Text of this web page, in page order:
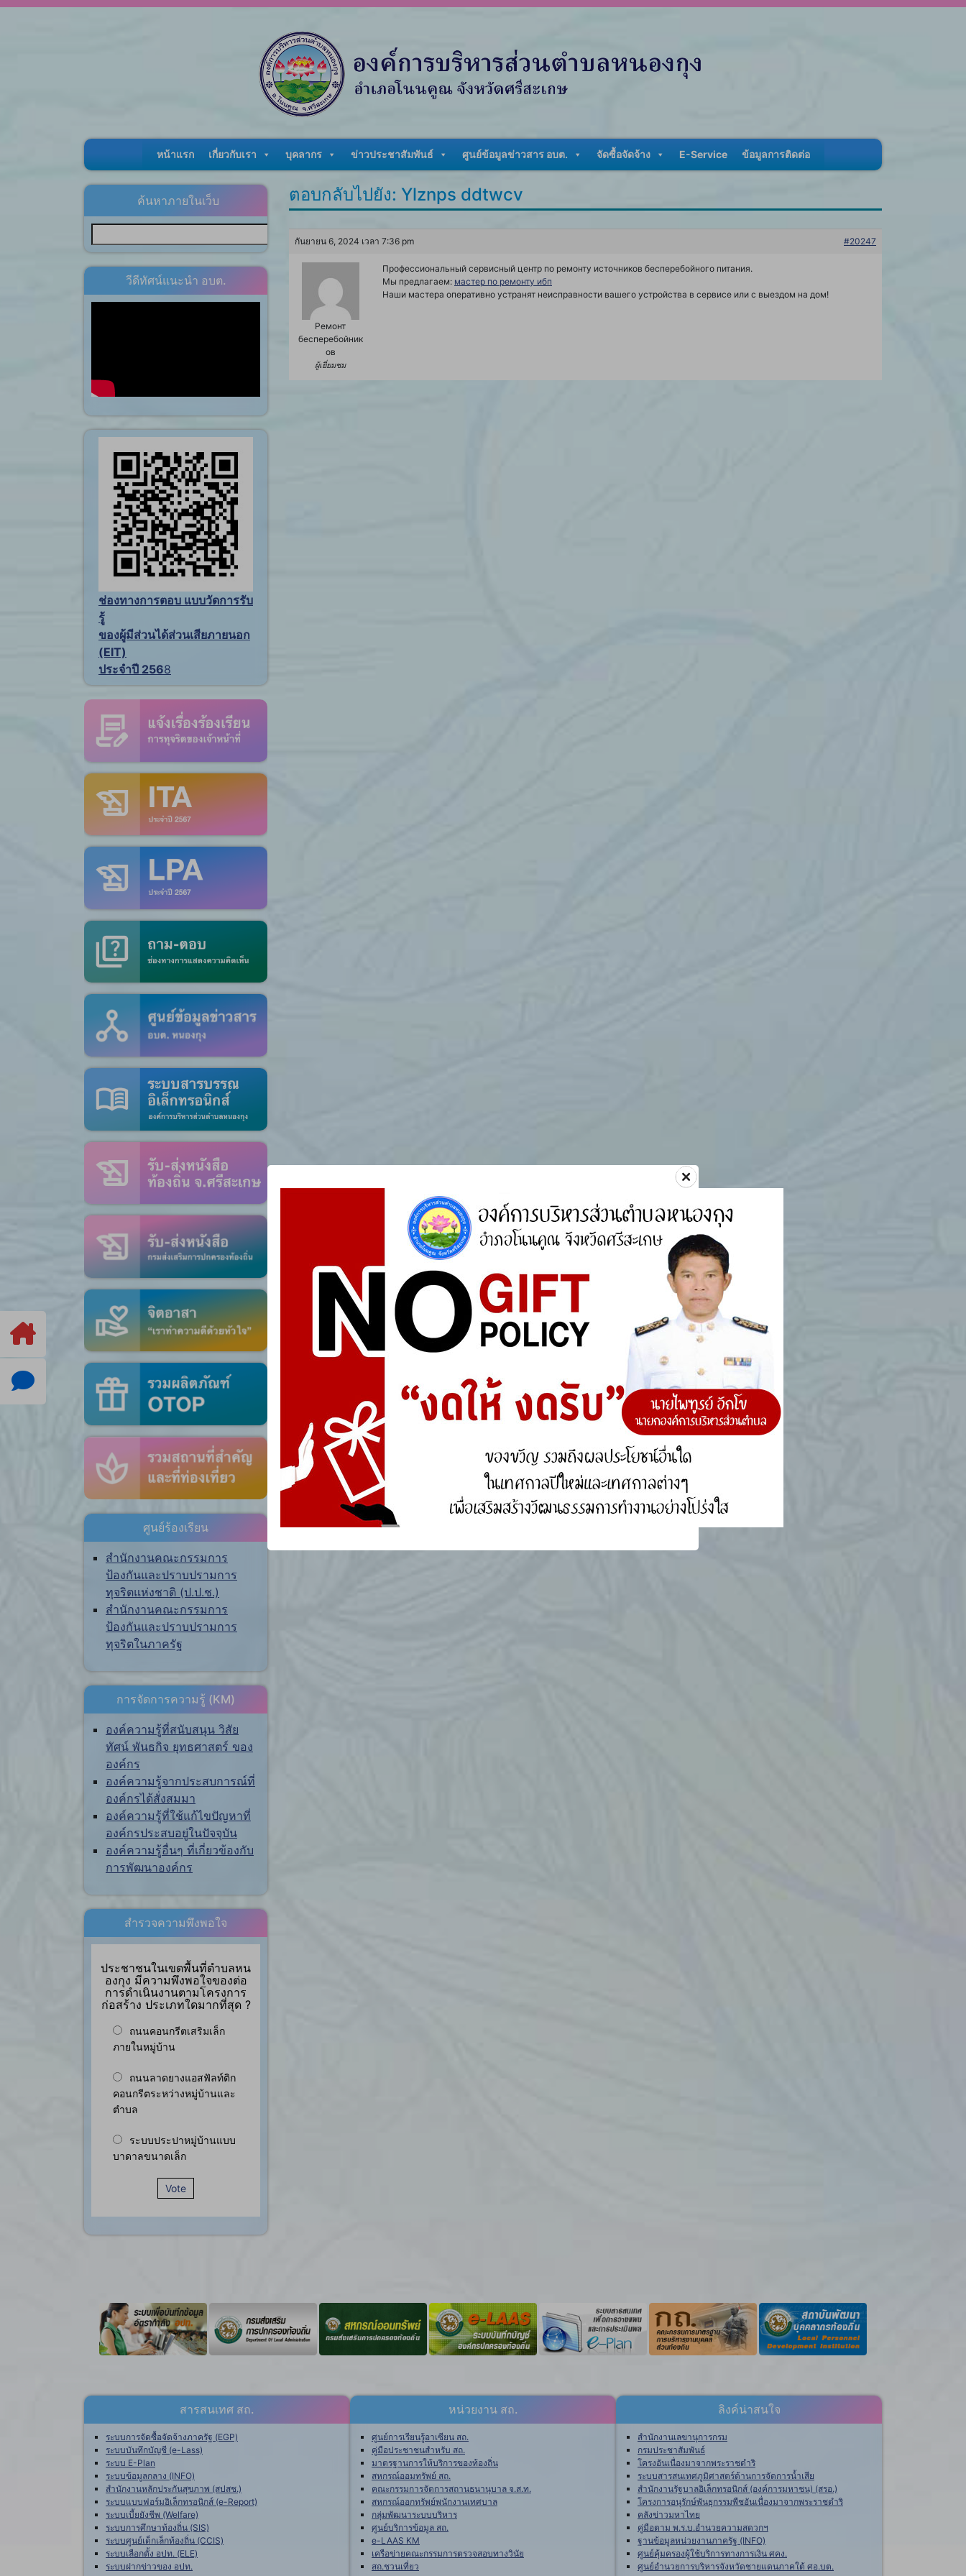
หน้าแรก เกี่ยวกับเรา บุคลากร ข่าวประชาสัมพันธ์ ศูนย์ข้อมูลข่าวสาร อบต. จัดซื้อจัดจ้าง E-Service ข้อมูลการติดต่อ
ค้นหาภายในเว็บ
วีดีทัศน์แนะนำ อบต.
ช่องทางการตอบ แบบวัดการรับ
รู้
ของผู้มีส่วนได้ส่วนเสียภายนอก
(EIT)
ประจำปี 2568
ศูนย์ร้องเรียน
สำนักงานคณะกรรมการ
ป้องกันและปราบปรามการ
ทุจริตแห่งชาติ (ป.ป.ช.)
สำนักงานคณะกรรมการ
ป้องกันและปราบปรามการ
ทุจริตในภาครัฐ
การจัดการความรู้ (KM)
องค์ความรู้ที่สนับสนุน วิสัย
ทัศน์ พันธกิจ ยุทธศาสตร์ ของ
องค์กร
องค์ความรู้จากประสบการณ์ที่
องค์กรได้สั่งสมมา
องค์ความรู้ที่ใช้แก้ไขปัญหาที่
องค์กรประสบอยู่ในปัจจุบัน
องค์ความรู้อื่นๆ ที่เกี่ยวข้องกับ
การพัฒนาองค์กร
สำรวจความพึงพอใจ
ประชาชนในเขตพื้นที่ตำบลหน
องกุง มีความพึงพอใจของต่อ
การดำเนินงานตามโครงการ
ก่อสร้าง ประเภทใดมากที่สุด ?
ถนนคอนกรีตเสริมเล็ก
ภายในหมู่บ้าน
ถนนลาดยางแอสฟัลท์ติก
คอนกรีตระหว่างหมู่บ้านและ
ตำบล
ระบบประปาหมู่บ้านแบบ
บาดาลขนาดเล็ก
Vote
ตอบกลับไปยัง: Ylznps ddtwcv
กันยายน 6, 2024 เวลา 7:36 pm #20247
Ремонт
бесперебойник
ов
ผู้เยี่ยมชม
Профессиональный сервисный центр по ремонту источников бесперебойного питания.
Мы предлагаем: мастер по ремонту ибп
Наши мастера оперативно устранят неисправности вашего устройства в сервисе или с выездом на дом!
สารสนเทศ สถ.
ระบบการจัดซื้อจัดจ้างภาครัฐ (EGP)
ระบบบันทึกบัญชี (e-Lass)
ระบบ E-Plan
ระบบข้อมูลกลาง (INFO)
สำนักงานหลักประกันสุขภาพ (สปสช.)
ระบบแบบฟอร์มอิเล็กทรอนิกส์ (e-Report)
ระบบเบี้ยยังชีพ (Welfare)
ระบบการศึกษาท้องถิ่น (SIS)
ระบบศูนย์เด็กเล็กท้องถิ่น (CCIS)
ระบบเลือกตั้ง อปท. (ELE)
ระบบฝากข่าวของ อปท.
หน่วยงาน สถ.
ศูนย์การเรียนรู้อาเซียน สถ.
คู่มือประชาชนสำหรับ สถ.
มาตรฐานการให้บริการของท้องถิ่น
สหกรณ์ออมทรัพย์ สถ.
คณะกรรมการจัดการสถานธนานุบาล จ.ส.ท.
สหกรณ์ออกทรัพย์พนักงานเทศบาล
กลุ่มพัฒนาระบบบริหาร
ศูนย์บริการข้อมูล สถ.
e-LAAS KM
เครือข่ายคณะกรรมการตรวจสอบทางวินัย
สถ.ชวนเที่ยว
ลิงค์น่าสนใจ
สำนักงานเลขานุการกรม
กรมประชาสัมพันธ์
โครงอันเนื่องมาจากพระราชดำริ
ระบบสารสนเทศภูมิศาสตร์ด้านการจัดการน้ำเสีย
สำนักงานรัฐบาลอิเล็กทรอนิกส์ (องค์การมหาชน) (สรอ.)
โครงการอนุรักษ์พันธุกรรมพืชอันเนื่องมาจากพระราชดำริ
คลังข่าวมหาไทย
คู่มือตาม พ.ร.บ.อำนวยความสดวกฯ
ฐานข้อมูลหน่วยงานภาครัฐ (INFO)
ศูนย์คุ้มครองผู้ใช้บริการทางการเงิน ศคง.
ศูนย์อำนวยการบริหารจังหวัดชายแดนภาคใต้ ศอ.บต.